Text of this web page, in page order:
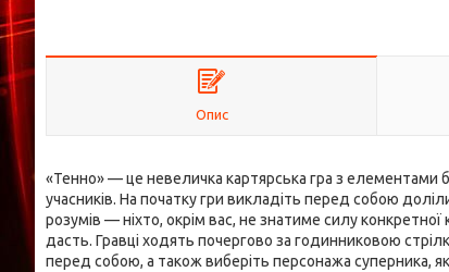
Опис
«Тенно» — це невеличка картярська гра з елементами
учасників. На початку гри викладіть перед собою
розумів — ніхто, окрім вас, не знатиме силу
дасть. Гравці ходять почергово за годинниковою
перед собою, а також виберіть персонажа суперника,